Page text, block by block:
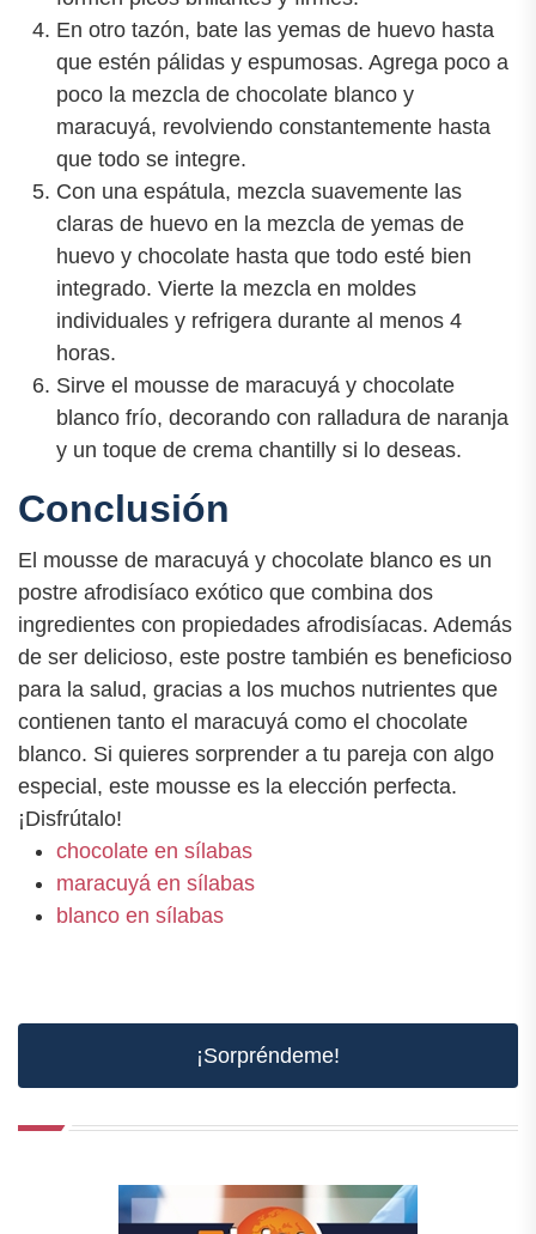
En otro tazón, bate las yemas de huevo hasta
que estén pálidas y espumosas. Agrega poco a
poco la mezcla de chocolate blanco y
maracuyá, revolviendo constantemente hasta
que todo se integre.
Con una espátula, mezcla suavemente las
claras de huevo en la mezcla de yemas de
huevo y chocolate hasta que todo esté bien
integrado. Vierte la mezcla en moldes
individuales y refrigera durante al menos 4
horas.
Sirve el mousse de maracuyá y chocolate
blanco frío, decorando con ralladura de naranja
y un toque de crema chantilly si lo deseas.
Conclusión
El mousse de maracuyá y chocolate blanco es un
postre afrodisíaco exótico que combina dos
ingredientes con propiedades afrodisíacas. Además
de ser delicioso, este postre también es beneficioso
para la salud, gracias a los muchos nutrientes que
contienen tanto el maracuyá como el chocolate
blanco. Si quieres sorprender a tu pareja con algo
especial, este mousse es la elección perfecta.
¡Disfrútalo!
chocolate en sílabas
maracuyá en sílabas
blanco en sílabas
¡Sorpréndeme!